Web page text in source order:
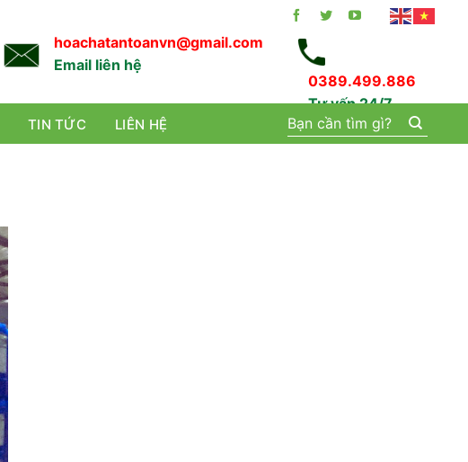
hoachatantoanvn@gmail.com
Email liên hệ
0389.499.886
Tư vấn 24/7
TIN TỨC LIÊN HỆ
Tìm
kiếm: